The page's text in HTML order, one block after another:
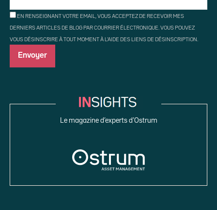
EN RENSEIGNANT VOTRE EMAIL, VOUS ACCEPTEZ DE RECEVOIR MES
DERNIERS ARTICLES DE BLOG PAR COURRIER ÉLECTRONIQUE. VOUS POUVEZ
VOUS DÉSINSCRIRE À TOUT MOMENT À L'AIDE DES LIENS DE DÉSINSCRIPTION.
Le magazine d’experts d’Ostrum